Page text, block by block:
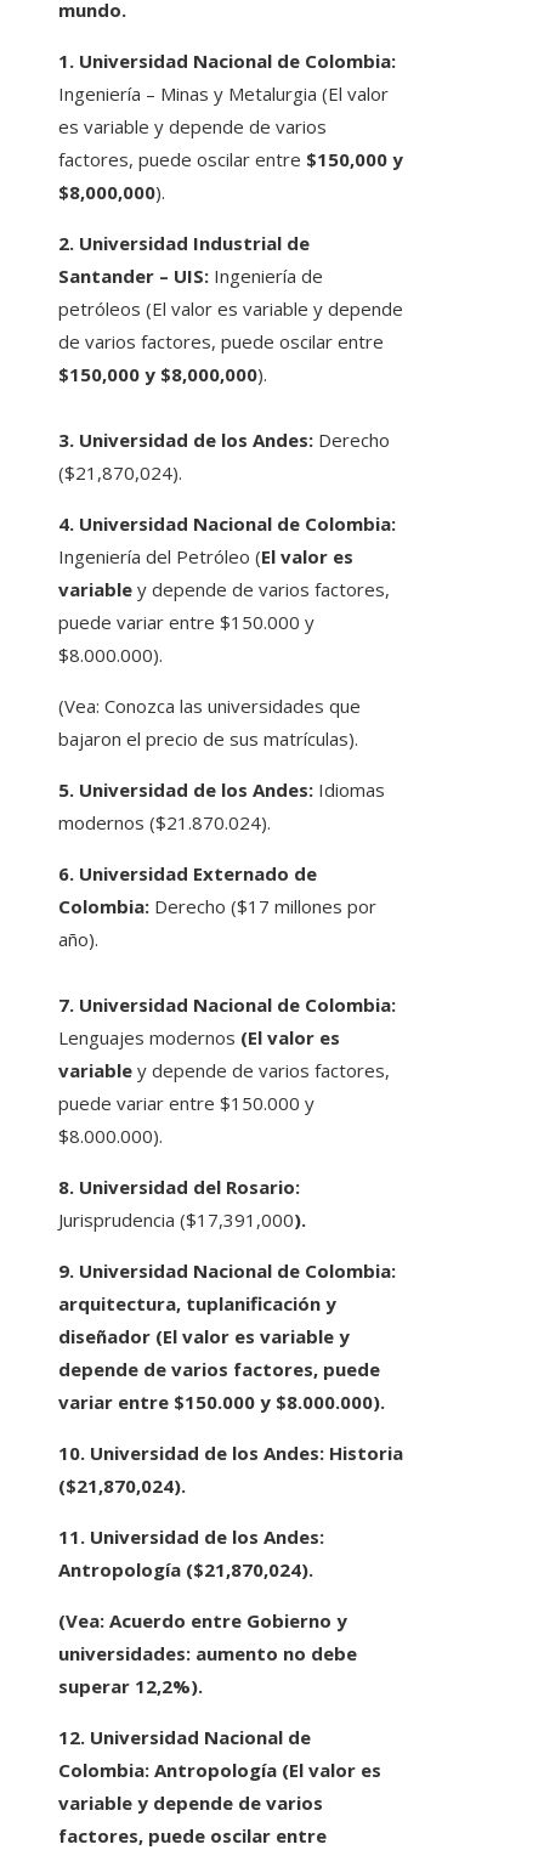
mundo.
1. Universidad Nacional de Colombia:
Ingeniería – Minas y Metalurgia (El valor
es variable y depende de varios
factores, puede oscilar entre $150,000 y
$8,000,000).
2. Universidad Industrial de
Santander – UIS: Ingeniería de
petróleos (El valor es variable y depende
de varios factores, puede oscilar entre
$150,000 y $8,000,000).
3. Universidad de los Andes: Derecho
($21,870,024).
4. Universidad Nacional de Colombia:
Ingeniería del Petróleo (El valor es
variable y depende de varios factores,
puede variar entre $150.000 y
$8.000.000).
(Vea: Conozca las universidades que
bajaron el precio de sus matrículas).
5. Universidad de los Andes: Idiomas
modernos ($21.870.024).
6. Universidad Externado de
Colombia: Derecho ($17 millones por
año).
7. Universidad Nacional de Colombia:
Lenguajes modernos (El valor es
variable y depende de varios factores,
puede variar entre $150.000 y
$8.000.000).
8. Universidad del Rosario:
Jurisprudencia ($17,391,000).
9. Universidad Nacional de Colombia:
arquitectura, tuplanificación y
diseñador (El valor es variable y
depende de varios factores, puede
variar entre $150.000 y $8.000.000).
10. Universidad de los Andes: Historia
($21,870,024).
11. Universidad de los Andes:
Antropología ($21,870,024).
(Vea: Acuerdo entre Gobierno y
universidades: aumento no debe
superar 12,2%).
12. Universidad Nacional de
Colombia: Antropología (El valor es
variable y depende de varios
factores, puede oscilar entre